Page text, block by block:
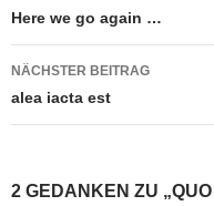
Here we go again …
NÄCHSTER BEITRAG
alea iacta est
2 GEDANKEN ZU